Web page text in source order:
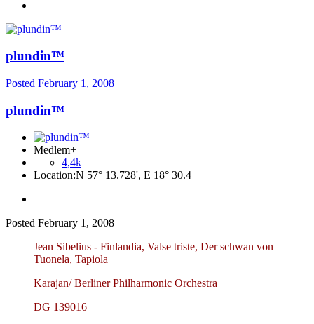
plundin™
Posted February 1, 2008
plundin™
Medlem+
4,4k
Location:N 57° 13.728', E 18° 30.4
Posted February 1, 2008
Jean Sibelius - Finlandia, Valse triste, Der schwan von
Tuonela, Tapiola
Karajan/ Berliner Philharmonic Orchestra
DG 139016